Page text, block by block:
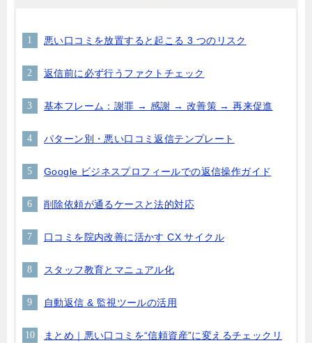
悪い口コミを放置すると起こる 3 つのリスク
返信前に必ず行うファクトチェック
基本フレーム：謝罪 → 感謝 → 改善策 → 再来促進
パターン別・悪い口コミ返信テンプレート
Google ビジネスプロフィールでの返信操作ガイド
削除依頼が通るケースと法的対応
口コミを院内改善に活かす CX サイクル
スタッフ教育とマニュアル化
自動返信 & 監視ツールの活用
まとめ｜悪い口コミを“信頼資産”に変えるチェックリ